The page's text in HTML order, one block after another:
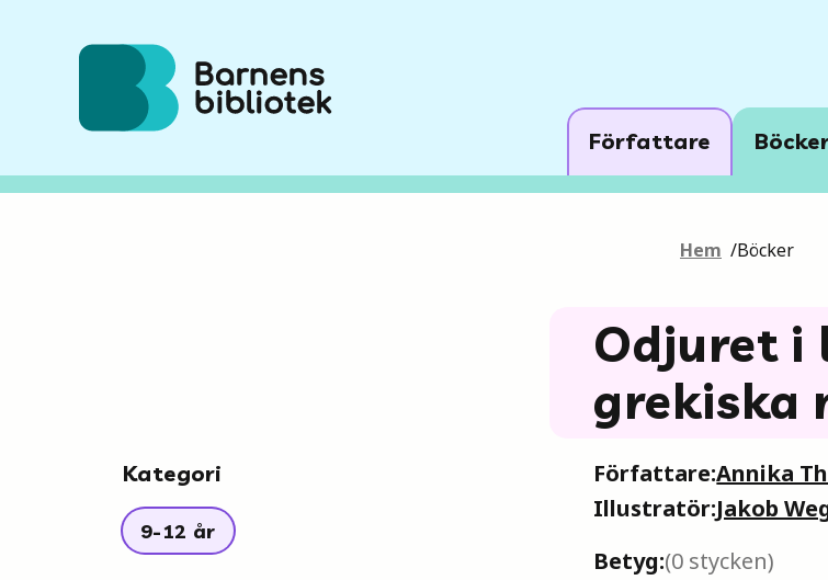
Författare Böcker
Hem /Böcker
Odjuret i
grekiska
Författare:Annika
Illustratör:Jakob
Betyg:(0 stycken)
Kategori
9-12 år